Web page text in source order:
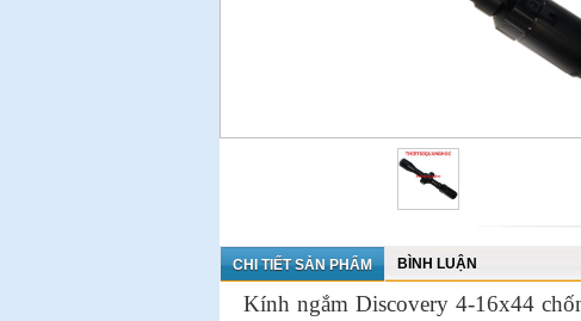
CHI TIẾT SẢN PHẨM BÌNH LUẬN
Kính ngắm Discovery 4-16x44